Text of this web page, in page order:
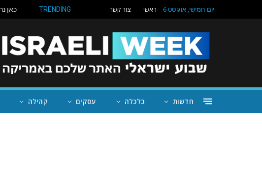
יום חמישי, אוגוסט 6 ראשי צור קשר TRENDING
חדשות כלכלה עסקים קהילה